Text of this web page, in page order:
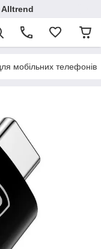
Alltrend
мобільних телефонів